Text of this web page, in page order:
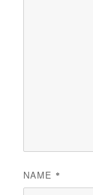
NAME *